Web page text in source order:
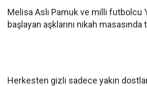
Melisa Aslı Pamuk ve milli futbolcu
başlayan aşklarını nikah masasında
Herkesten gizli sadece yakın